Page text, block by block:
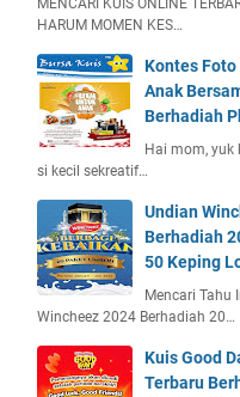
MENCARI KUIS ONLINE
HARUM MOMEN KES…
Kontes
Anak
Berhadiah
Hai mom, yuk
si kecil sekreatif…
Undian
Berhadiah
50 Keping
Mencari Tahu
Wincheez 2024 Berhadiah 20…
Kuis Good
Terbaru